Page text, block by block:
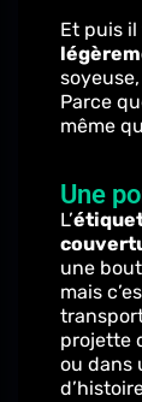
Et puis il
Parce
même
Une
L’
une
mais
projette
ou dans